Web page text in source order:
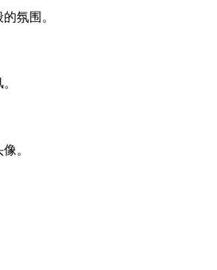
氛围。
。